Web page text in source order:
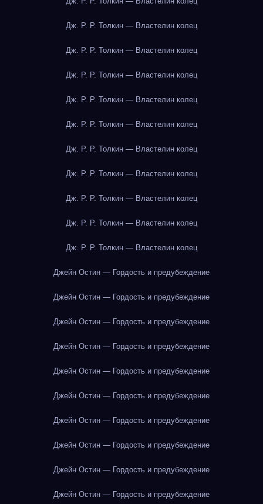
Дж. Р. Р. Толкин — Властелин колец
Дж. Р. Р. Толкин — Властелин колец
Дж. Р. Р. Толкин — Властелин колец
Дж. Р. Р. Толкин — Властелин колец
Дж. Р. Р. Толкин — Властелин колец
Дж. Р. Р. Толкин — Властелин колец
Дж. Р. Р. Толкин — Властелин колец
Дж. Р. Р. Толкин — Властелин колец
Дж. Р. Р. Толкин — Властелин колец
Дж. Р. Р. Толкин — Властелин колец
Джейн Остин — Гордость и предубеждение
Джейн Остин — Гордость и предубеждение
Джейн Остин — Гордость и предубеждение
Джейн Остин — Гордость и предубеждение
Джейн Остин — Гордость и предубеждение
Джейн Остин — Гордость и предубеждение
Джейн Остин — Гордость и предубеждение
Джейн Остин — Гордость и предубеждение
Джейн Остин — Гордость и предубеждение
Джейн Остин — Гордость и предубеждение